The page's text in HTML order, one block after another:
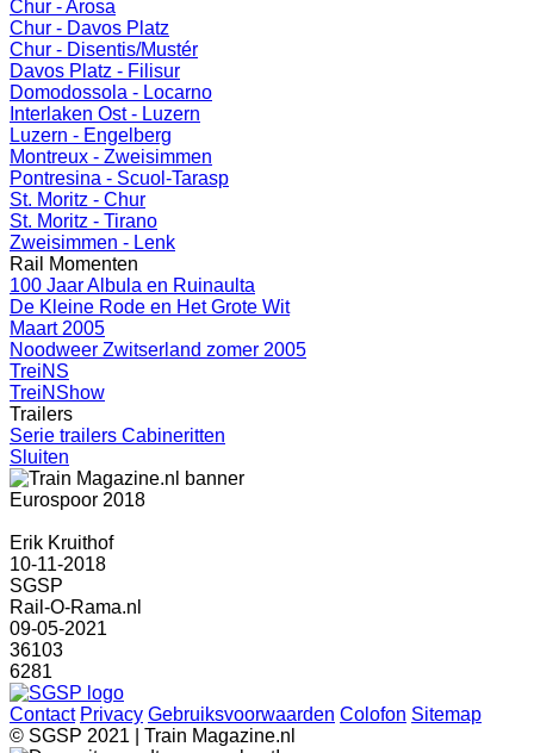
Chur - Arosa
Chur - Davos Platz
Chur - Disentis/Mustér
Davos Platz - Filisur
Domodossola - Locarno
Interlaken Ost - Luzern
Luzern - Engelberg
Montreux - Zweisimmen
Pontresina - Scuol-Tarasp
St. Moritz - Chur
St. Moritz - Tirano
Zweisimmen - Lenk
Rail Momenten
100 Jaar Albula en Ruinaulta
De Kleine Rode en Het Grote Wit
Maart 2005
Noodweer Zwitserland zomer 2005
TreiNS
TreiNShow
Trailers
Serie trailers Cabineritten
Sluiten
Eurospoor 2018
Erik Kruithof
10-11-2018
SGSP
Rail-O-Rama.nl
09-05-2021
36103
6281
Contact Privacy Gebruiksvoorwaarden Colofon Sitemap
© SGSP 2021 | Train Magazine.nl